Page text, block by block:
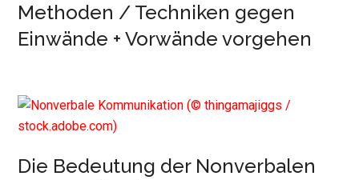
Methoden / Techniken gegen
Einwände + Vorwände vorgehen
Die Bedeutung der Nonverbalen